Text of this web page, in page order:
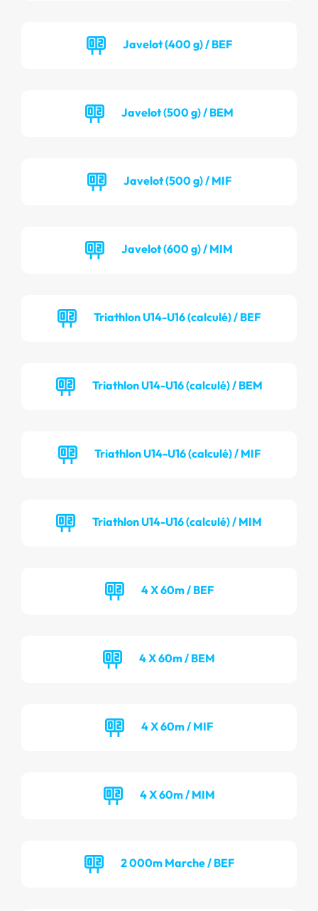
Javelot (400 g) / BEF
Javelot (500 g) / BEM
Javelot (500 g) / MIF
Javelot (600 g) / MIM
Triathlon U14-U16 (calculé) / BEF
Triathlon U14-U16 (calculé) / BEM
Triathlon U14-U16 (calculé) / MIF
Triathlon U14-U16 (calculé) / MIM
4 X 60m / BEF
4 X 60m / BEM
4 X 60m / MIF
4 X 60m / MIM
2 000m Marche / BEF